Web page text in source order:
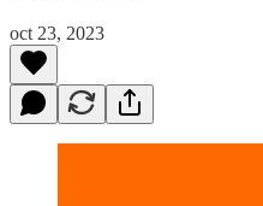
oct 23, 2023